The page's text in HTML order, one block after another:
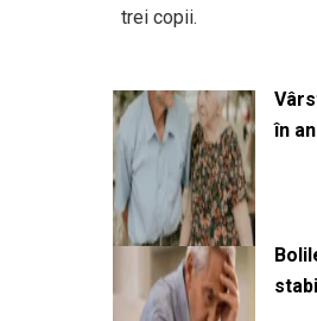
trei copii.
în